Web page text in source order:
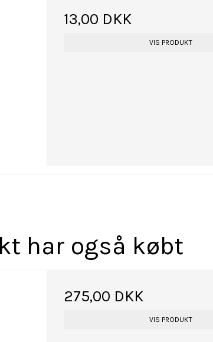
13,00 DKK
VIS PRODUKT
har også købt
275,00 DKK
VIS PRODUKT